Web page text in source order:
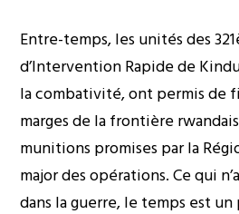
Entre-temps, les unités des
d’Intervention Rapide de
la combativité, ont permis de
marges de la frontière
munitions promises par la
major des opérations. Ce qui
dans la guerre, le temps est